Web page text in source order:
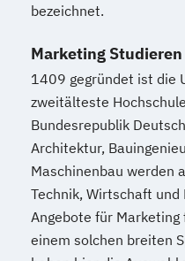
bezeichnet.
Marketing
1409 gegründet ist die
zweitälteste
Bundesrepublik
Architektur,
Maschinenbau werden
Technik, Wirtschaft
Angebote für
einem solchen breiten